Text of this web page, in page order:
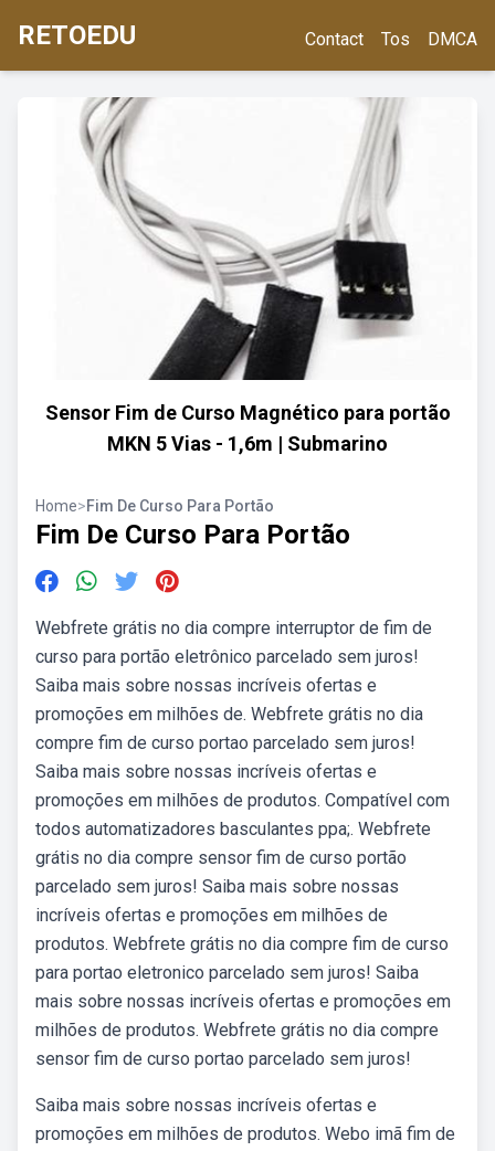
RETOEDU Contact Tos DMCA
Sensor Fim de Curso Magnético para portão
MKN 5 Vias - 1,6m | Submarino
Home>Fim De Curso Para Portão
Fim De Curso Para Portão
Webfrete grátis no dia compre interruptor de fim de
curso para portão eletrônico parcelado sem juros!
Saiba mais sobre nossas incríveis ofertas e
promoções em milhões de. Webfrete grátis no dia
compre fim de curso portao parcelado sem juros!
Saiba mais sobre nossas incríveis ofertas e
promoções em milhões de produtos. Compatível com
todos automatizadores basculantes ppa;. Webfrete
grátis no dia compre sensor fim de curso portão
parcelado sem juros! Saiba mais sobre nossas
incríveis ofertas e promoções em milhões de
produtos. Webfrete grátis no dia compre fim de curso
para portao eletronico parcelado sem juros! Saiba
mais sobre nossas incríveis ofertas e promoções em
milhões de produtos. Webfrete grátis no dia compre
sensor fim de curso portao parcelado sem juros!
Saiba mais sobre nossas incríveis ofertas e
promoções em milhões de produtos. Webo imã fim de